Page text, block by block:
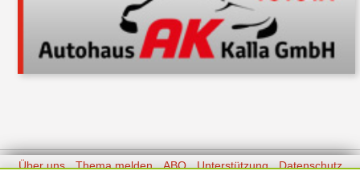
Über uns Thema melden ABO Unterstützung
Datenschutz